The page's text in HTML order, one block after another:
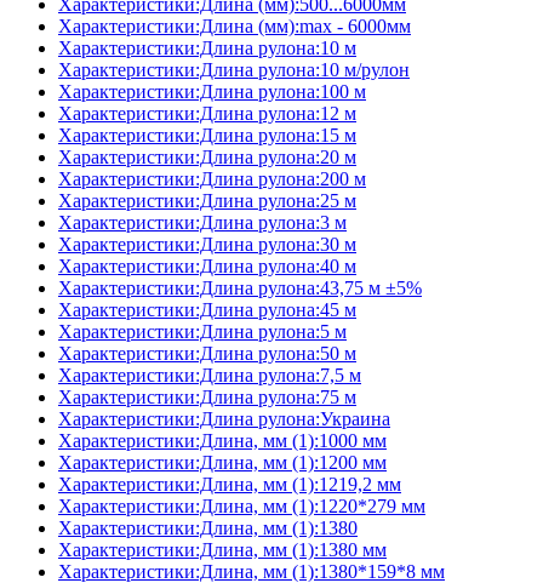
Характеристики:Длина (мм):500...6000мм
Характеристики:Длина (мм):max - 6000мм
Характеристики:Длина рулона:10 м
Характеристики:Длина рулона:10 м/рулон
Характеристики:Длина рулона:100 м
Характеристики:Длина рулона:12 м
Характеристики:Длина рулона:15 м
Характеристики:Длина рулона:20 м
Характеристики:Длина рулона:200 м
Характеристики:Длина рулона:25 м
Характеристики:Длина рулона:3 м
Характеристики:Длина рулона:30 м
Характеристики:Длина рулона:40 м
Характеристики:Длина рулона:43,75 м ±5%
Характеристики:Длина рулона:45 м
Характеристики:Длина рулона:5 м
Характеристики:Длина рулона:50 м
Характеристики:Длина рулона:7,5 м
Характеристики:Длина рулона:75 м
Характеристики:Длина рулона:Украина
Характеристики:Длина, мм (1):1000 мм
Характеристики:Длина, мм (1):1200 мм
Характеристики:Длина, мм (1):1219,2 мм
Характеристики:Длина, мм (1):1220*279 мм
Характеристики:Длина, мм (1):1380
Характеристики:Длина, мм (1):1380 мм
Характеристики:Длина, мм (1):1380*159*8 мм